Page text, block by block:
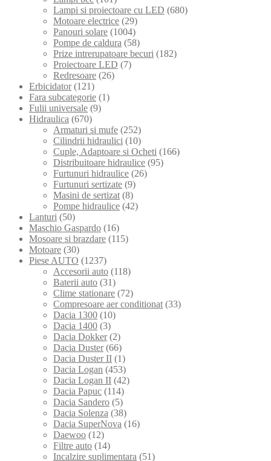
Lampi si proiectoare cu LED (680)
Motoare electrice (29)
Panouri solare (1004)
Pompe de caldura (58)
Prize intrerupatoare becuri (182)
Proiectoare LED (7)
Redresoare (26)
Erbicidator (121)
Fara subcategorie (1)
Fulii universale (9)
Hidraulica (670)
Armaturi si mufe (252)
Cilindrii hidraulici (10)
Cuple, Adaptoare si Ocheti (166)
Distribuitoare hidraulice (95)
Furtunuri hidraulice (26)
Furtunuri sertizate (9)
Masini de sertizat (8)
Pompe hidraulice (42)
Lanturi (50)
Maschio Gaspardo (16)
Mosoare si brazdare (115)
Motoare (30)
Piese AUTO (1237)
Accesorii auto (118)
Baterii auto (31)
Clime stationare (72)
Compresoare aer conditionat (33)
Dacia 1300 (10)
Dacia 1400 (3)
Dacia Dokker (2)
Dacia Duster (66)
Dacia Duster II (1)
Dacia Logan (453)
Dacia Logan II (42)
Dacia Papuc (114)
Dacia Sandero (5)
Dacia Solenza (38)
Dacia SuperNova (16)
Daewoo (12)
Filtre auto (14)
Incalzire suplimentara (51)